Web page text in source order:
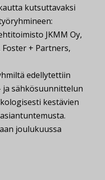
kutsuttavaksi
JKMM Oy,
Foster + Partners,
edellytettiin
ja sähkösuunnittelun
kestävien
joulukuussa